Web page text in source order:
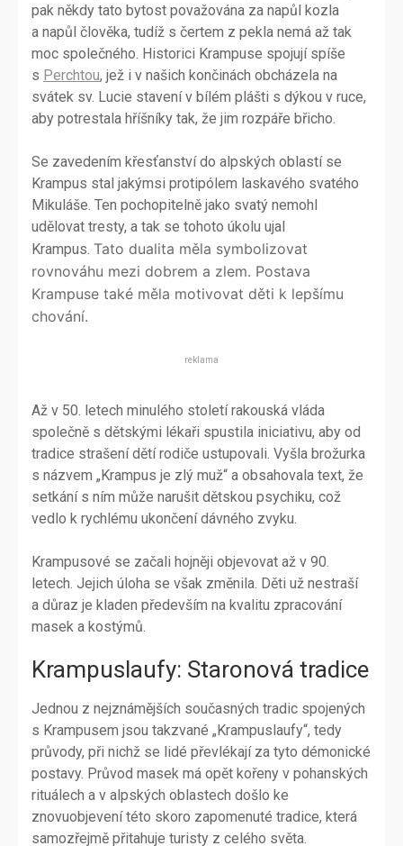
pak někdy tato bytost považována za napůl kozla
a napůl člověka, tudíž s čertem z pekla nemá až tak
moc společného. Historici Krampuse spojují spíše
s Perchtou, jež i v našich končinách obcházela na
svátek sv. Lucie stavení v bílém plášti s dýkou v ruce,
aby potrestala hříšníky tak, že jim rozpáře břicho.
Se zavedením křesťanství do alpských oblastí se
Krampus stal jakýmsi protipólem laskavého svatého
Mikuláše. Ten pochopitelně jako svatý nemohl
udělovat tresty, a tak se tohoto úkolu ujal
Krampus. Tato dualita měla symbolizovat
rovnováhu mezi dobrem a zlem. Postava
Krampuse také měla motivovat děti k lepšímu
chování.
reklama
Až v 50. letech minulého století rakouská vláda
společně s dětskými lékaři spustila iniciativu, aby od
tradice strašení dětí rodiče ustupovali. Vyšla brožurka
s názvem „Krampus je zlý muž“ a obsahovala text, že
setkání s ním může narušit dětskou psychiku, což
vedlo k rychlému ukončení dávného zvyku.
Krampusové se začali hojněji objevovat až v 90.
letech. Jejich úloha se však změnila. Děti už nestraší
a důraz je kladen především na kvalitu zpracování
masek a kostýmů.
Krampuslaufy: Staronová tradice
Jednou z nejznámějších současných tradic spojených
s Krampusem jsou takzvané „Krampuslaufy“, tedy
průvody, při nichž se lidé převlékají za tyto démonické
postavy. Průvod masek má opět kořeny v pohanských
rituálech a v alpských oblastech došlo ke
znovuobjevení této skoro zapomenuté tradice, která
samozřejmě přitahuje turisty z celého světa.